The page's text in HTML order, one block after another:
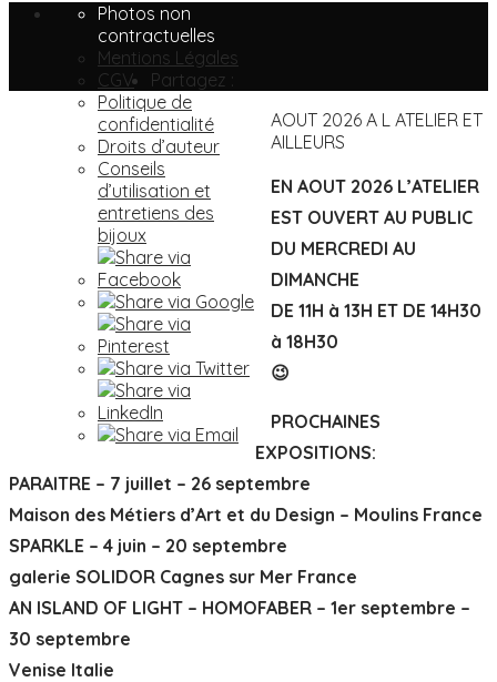
Photos non
contractuelles
Mentions Légales
CGV
Politique de
confidentialité
Droits d’auteur
Conseils
d’utilisation et
entretiens des
bijoux
Partagez :
AOUT 2026 A L ATELIER ET
AILLEURS
EN AOUT 2026 L’ATELIER
EST OUVERT AU PUBLIC
DU MERCREDI AU
DIMANCHE
DE 11H à 13H ET DE 14H30
à 18H30
😉
PROCHAINES
EXPOSITIONS:
PARAITRE – 7 juillet – 26 septembre
Maison des Métiers d’Art et du Design – Moulins France
SPARKLE – 4 juin – 20 septembre
galerie SOLIDOR Cagnes sur Mer France
AN ISLAND OF LIGHT – HOMOFABER – 1er septembre –
30 septembre
Venise Italie